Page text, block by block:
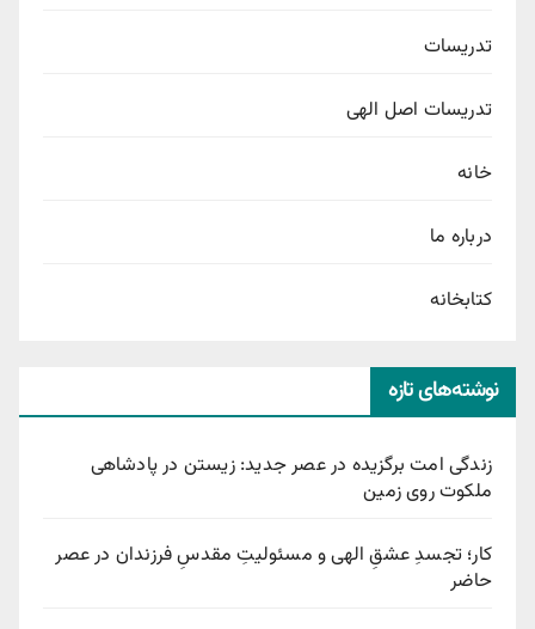
تدریسات
تدریسات اصل الهی
خانه
درباره ما
کتابخانه
نوشته‌های تازه
زندگی امت برگزیده در عصر جدید: زیستن در پادشاهی
ملکوت روی زمین
کار؛ تجسدِ عشقِ الهی و مسئولیتِ مقدسِ فرزندان در عصر
حاضر